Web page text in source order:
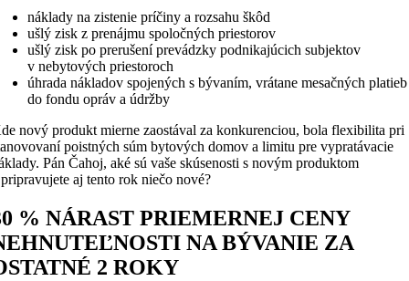
náklady na zistenie príčiny a rozsahu škôd
ušlý zisk z prenájmu spoločných priestorov
ušlý zisk po prerušení prevádzky podnikajúcich subjektov
v nebytových priestoroch
úhrada nákladov spojených s bývaním, vrátane mesačných platieb
do fondu opráv a údržby
nový produkt mierne zaostával za konkurenciou, bola flexi­bilita pri
poistných súm bytových domov a limitu pre vypratávacie
Pán Čahoj, aké sú vaše skúsenosti s novým produktom
aj tento rok niečo nové?
% NÁRAST PRIEMERNEJ CENY
NA BÝVANIE ZA
2 ROKY